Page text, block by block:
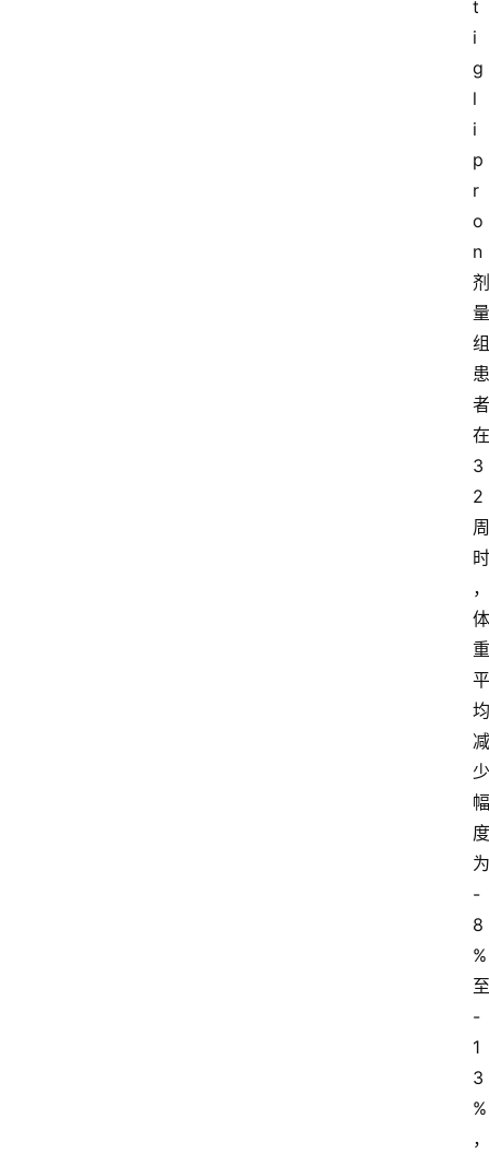
t
i
g
l
i
p
r
o
n
剂
量
组
患
者
在
3
2
周
时
，
体
重
平
均
减
少
幅
度
为
-
8
%
至
-
1
3
%
，